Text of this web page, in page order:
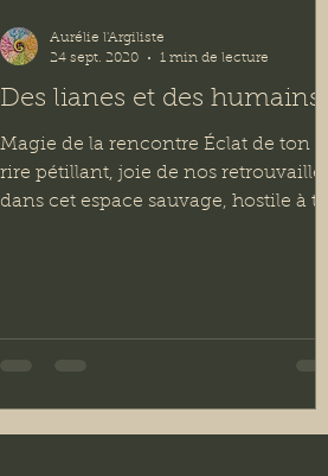
Des lianes et des humains
Magie de la rencontre Éclat de ton
rire pétillant, joie de nos retrouvailles
dans cet espace sauvage, hostile à tes
Aurélie l'Argiliste
24 sept. 2020
1 min de lecture